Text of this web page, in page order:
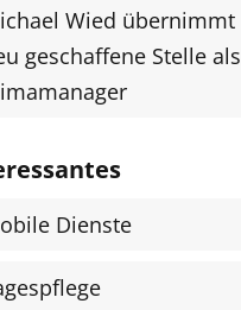
Wied übernimmt
geschaffene Stelle als
Dienste